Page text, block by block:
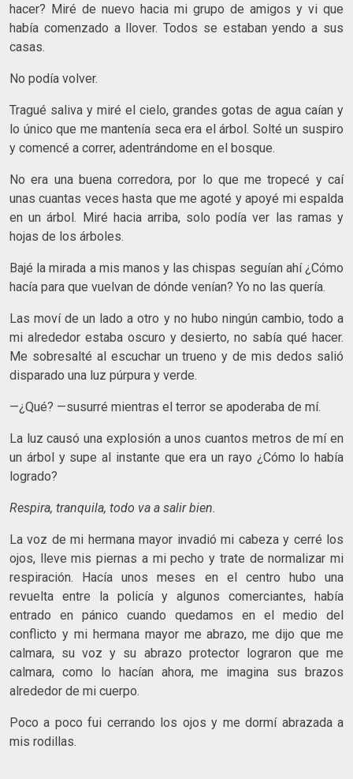
hacer? Miré de nuevo hacia mi grupo de amigos y vi que
había comenzado a llover. Todos se estaban yendo a sus
casas.
No podía volver.
Tragué saliva y miré el cielo, grandes gotas de agua caían y
lo único que me mantenía seca era el árbol. Solté un suspiro
y comencé a correr, adentrándome en el bosque.
No era una buena corredora, por lo que me tropecé y caí
unas cuantas veces hasta que me agoté y apoyé mi espalda
en un árbol. Miré hacia arriba, solo podía ver las ramas y
hojas de los árboles.
Bajé la mirada a mis manos y las chispas seguían ahí ¿Cómo
hacía para que vuelvan de dónde venían? Yo no las quería.
Las moví de un lado a otro y no hubo ningún cambio, todo a
mi alrededor estaba oscuro y desierto, no sabía qué hacer.
Me sobresalté al escuchar un trueno y de mis dedos salió
disparado una luz púrpura y verde.
—¿Qué? —susurré mientras el terror se apoderaba de mí.
La luz causó una explosión a unos cuantos metros de mí en
un árbol y supe al instante que era un rayo ¿Cómo lo había
logrado?
Respira, tranquila, todo va a salir bien.
La voz de mi hermana mayor invadió mi cabeza y cerré los
ojos, lleve mis piernas a mi pecho y trate de normalizar mi
respiración. Hacía unos meses en el centro hubo una
revuelta entre la policía y algunos comerciantes, había
entrado en pánico cuando quedamos en el medio del
conflicto y mi hermana mayor me abrazo, me dijo que me
calmara, su voz y su abrazo protector lograron que me
calmara, como lo hacían ahora, me imagina sus brazos
alrededor de mi cuerpo.
Poco a poco fui cerrando los ojos y me dormí abrazada a
mis rodillas.